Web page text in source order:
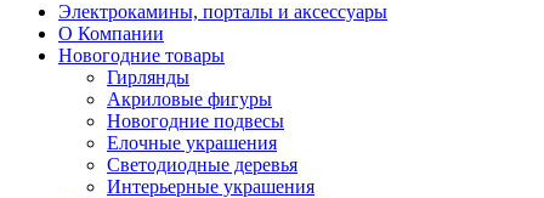
Электрокамины, порталы и аксессуары
О Компании
Новогодние товары
Гирлянды
Акриловые фигуры
Новогодние подвесы
Елочные украшения
Светодиодные деревья
Интерьерные украшения